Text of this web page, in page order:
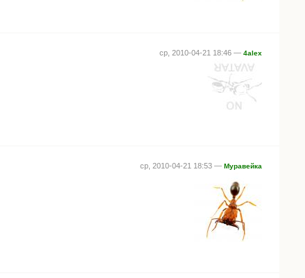
ср, 2010-04-21 18:46 — 4alex
ср, 2010-04-21 18:53 — Муравейка